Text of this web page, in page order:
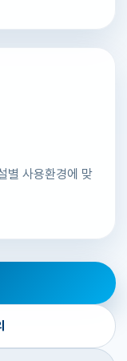
별 사용환경에 맞